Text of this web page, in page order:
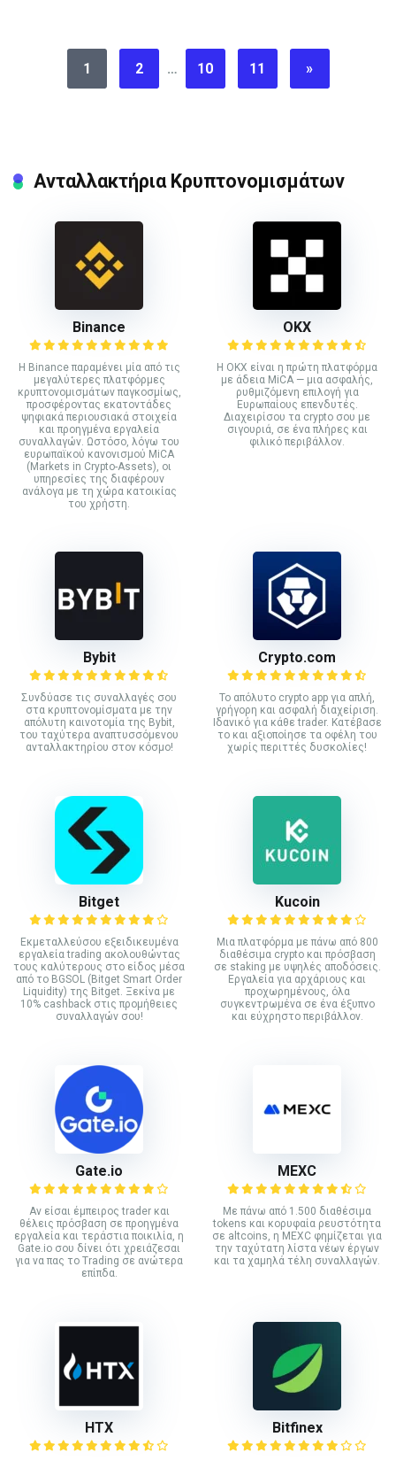
1 2 … 10 11 »
Ανταλλακτήρια Κρυπτονομισμάτων
Binance
Η Binance παραμένει μία από τις
μεγαλύτερες πλατφόρμες
κρυπτονομισμάτων παγκοσμίως,
προσφέροντας εκατοντάδες
ψηφιακά περιουσιακά στοιχεία
και προηγμένα εργαλεία
συναλλαγών. Ωστόσο, λόγω του
ευρωπαϊκού κανονισμού MiCA
(Markets in Crypto-Assets), οι
υπηρεσίες της διαφέρουν
ανάλογα με τη χώρα κατοικίας
του χρήστη.
ΟΚΧ
Η OKX είναι η πρώτη πλατφόρμα
με άδεια MiCA — μια ασφαλής,
ρυθμιζόμενη επιλογή για
Ευρωπαίους επενδυτές.
Διαχειρίσου τα crypto σου με
σιγουριά, σε ένα πλήρες και
φιλικό περιβάλλον.
Bybit
Συνδύασε τις συναλλαγές σου
στα κρυπτονομίσματα με την
απόλυτη καινοτομία της Bybit,
του ταχύτερα αναπτυσσόμενου
ανταλλακτηρίου στον κόσμο!
Crypto.com
Το απόλυτο crypto app για απλή,
γρήγορη και ασφαλή διαχείριση.
Ιδανικό για κάθε trader. Κατέβασε
το και αξιοποίησε τα οφέλη του
χωρίς περιττές δυσκολίες!
Bitget
Εκμεταλλεύσου εξειδικευμένα
εργαλεία trading ακολουθώντας
τους καλύτερους στο είδος μέσα
από το BGSOL (Bitget Smart Order
Liquidity) της Bitget. Ξεκίνα με
10% cashback στις προμήθειες
συναλλαγών σου!
Kucoin
Mια πλατφόρμα με πάνω από 800
διαθέσιμα crypto και πρόσβαση
σε staking με υψηλές αποδόσεις.
Εργαλεία για αρχάριους και
προχωρημένους, όλα
συγκεντρωμένα σε ένα έξυπνο
και εύχρηστο περιβάλλον.
Gate.io
Αν είσαι έμπειρος trader και
θέλεις πρόσβαση σε προηγμένα
εργαλεία και τεράστια ποικιλία, η
Gate.io σου δίνει ότι χρειάζεσαι
για να πας το Trading σε ανώτερα
επίπδα.
MEXC
Με πάνω από 1.500 διαθέσιμα
tokens και κορυφαία ρευστότητα
σε altcoins, η MEXC φημίζεται για
την ταχύτατη λίστα νέων έργων
και τα χαμηλά τέλη συναλλαγών.
HTX Bitfinex